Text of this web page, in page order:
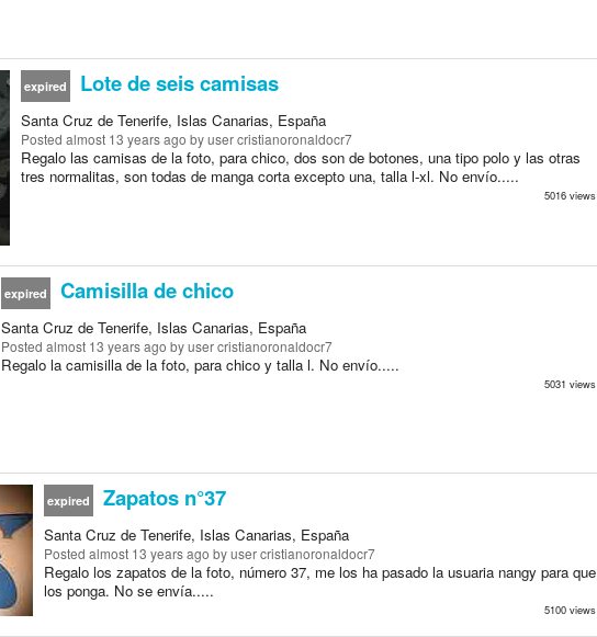
expired Lote de seis camisas
Santa Cruz de Tenerife, Islas Canarias, España
Posted almost 13 years ago by user cristianoronaldocr7
Regalo las camisas de la foto, para chico, dos son de botones, una tipo polo y las otras
tres normalitas, son todas de manga corta excepto una, talla l-xl. No envío.....
5016 views
expired Camisilla de chico
Santa Cruz de Tenerife, Islas Canarias, España
Posted almost 13 years ago by user cristianoronaldocr7
Regalo la camisilla de la foto, para chico y talla l. No envío.....
5031 views
expired Zapatos n°37
Santa Cruz de Tenerife, Islas Canarias, España
Posted almost 13 years ago by user cristianoronaldocr7
Regalo los zapatos de la foto, número 37, me los ha pasado la usuaria nangy para que
los ponga. No se envía.....
5100 views